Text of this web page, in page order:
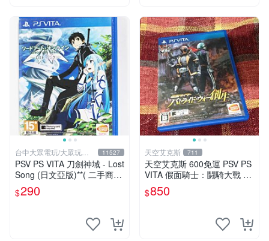
台中大眾電玩/大眾玩具
店
11527
PSV PS VITA 刀劍神域 - Lost
Song (日文亞版)**( 二手商
品)【台中大眾電玩】
$290
天空艾克斯 711
天空艾克斯 600免運 PSV PS
VITA 假面騎士：鬪騎大戰 創
生 普通版 純日版
$850